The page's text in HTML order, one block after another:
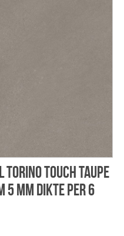
Torino touch taupe
5 mm dikte per 6